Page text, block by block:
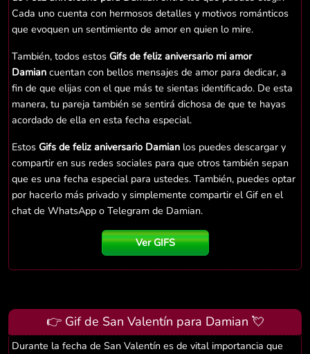
Cada uno cuenta con hermosos detalles y motivos románticos
que evoquen un sentimiento de amor en quien lo mire.
También, todos estos Gifs de feliz aniversario mi amor
Damian cuentan con bellos mensajes de amor para dedicar, a
fin de que elijas con el que más te sientas identificado. De esta
manera, tu pareja también se sentirá dichosa de que te hayas
acordado de ella en esta fecha especial.
Estos Gifs de feliz aniversario Damian los puedes descargar y
compartir en sus redes sociales para que otros también sepan
que es una fecha especial para ustedes. También, puedes optar
por hacerlo más privado y simplemente compartir el Gif en el
chat de WhatsApp o Telegram de Damian.
Ver GIFS
👉 Gif de San Valentín para Damian 💘
Durante la fecha de San Valentín es de vital importancia que